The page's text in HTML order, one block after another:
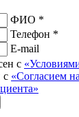
ФИО *
Телефон *
E-mail
с
с «Согласием